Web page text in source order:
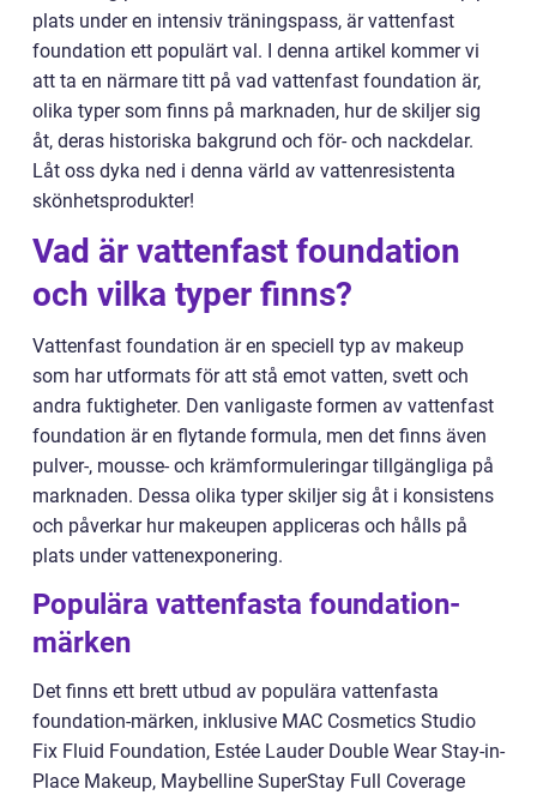
plats under en intensiv träningspass, är vattenfast
foundation ett populärt val. I denna artikel kommer vi
att ta en närmare titt på vad vattenfast foundation är,
olika typer som finns på marknaden, hur de skiljer sig
åt, deras historiska bakgrund och för- och nackdelar.
Låt oss dyka ned i denna värld av vattenresistenta
skönhetsprodukter!
Vad är vattenfast foundation
och vilka typer finns?
Vattenfast foundation är en speciell typ av makeup
som har utformats för att stå emot vatten, svett och
andra fuktigheter. Den vanligaste formen av vattenfast
foundation är en flytande formula, men det finns även
pulver-, mousse- och krämformuleringar tillgängliga på
marknaden. Dessa olika typer skiljer sig åt i konsistens
och påverkar hur makeupen appliceras och hålls på
plats under vattenexponering.
Populära vattenfasta foundation-
märken
Det finns ett brett utbud av populära vattenfasta
foundation-märken, inklusive MAC Cosmetics Studio
Fix Fluid Foundation, Estée Lauder Double Wear Stay-in-
Place Makeup, Maybelline SuperStay Full Coverage